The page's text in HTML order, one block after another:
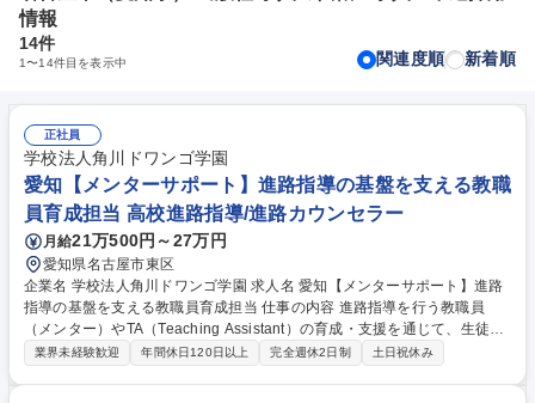
情報
14件
1〜14件目を表示中 関連度順 新着順
正社員
学校法人角川ドワンゴ学園
愛知【メンターサポート】進路指導の基盤を支える教職
員育成担当 高校進路指導/進路カウンセラー
月給21万500円～27万円
愛知県名古屋市東区
企業名 学校法人角川ドワンゴ学園 求人名 愛知【メンターサポート】進路
指導の基盤を支える教職員育成担当 仕事の内容 進路指導を行う教職員
（メンター）やTA（Teaching Assistant）の育成・支援を通じて、生徒の
進路実現を後方から支えるポジションです。研修の企画・運営や指導ノウ
業界未経験歓迎 年間休日120日以上 完全週休2日制 土日祝休み